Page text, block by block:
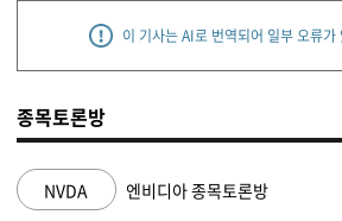
이 기사는 AI로 번역되어 일부 오류가
종목토론방
NVDA 엔비디아 종목토론방